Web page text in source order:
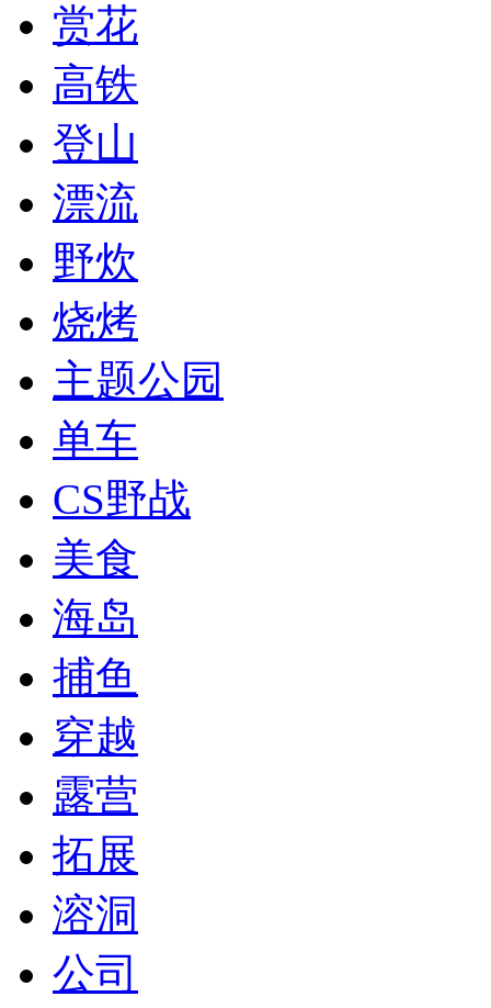
赏花
高铁
登山
漂流
野炊
烧烤
主题公园
单车
CS野战
美食
海岛
捕鱼
穿越
露营
拓展
溶洞
公司